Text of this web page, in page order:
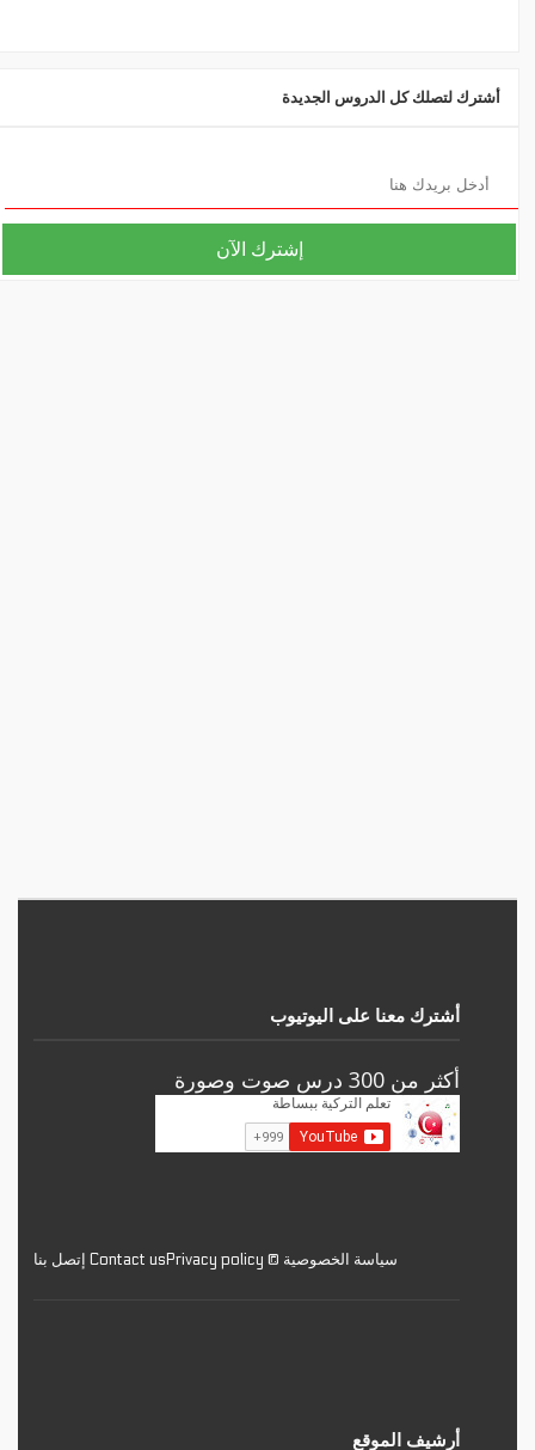
أشترك لتصلك كل الدروس الجديدة
أشترك معنا على اليوتيوب
أكثر من 300 درس صوت وصورة
Contact us إتصل بنا سياسة الخصوصية © Privacy policy
أرشيف الموقع